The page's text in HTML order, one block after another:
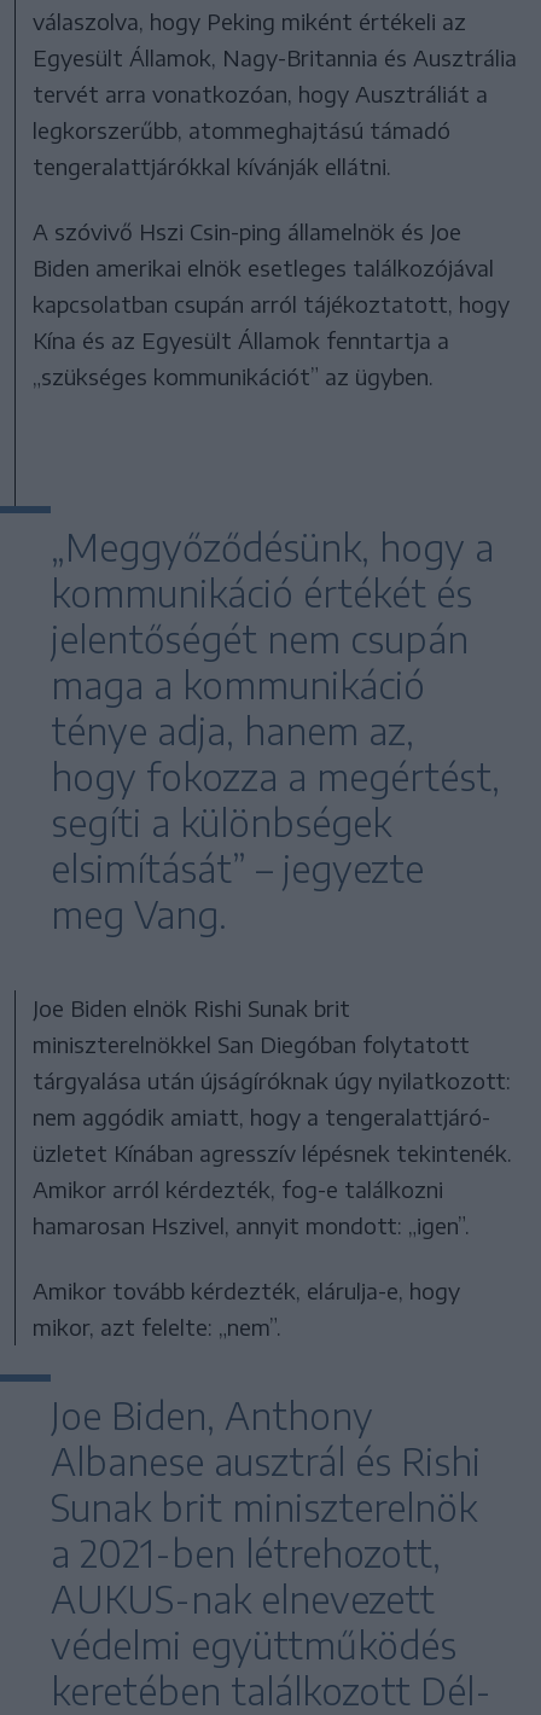
válaszolva, hogy Peking miként értékeli az
Egyesült Államok, Nagy-Britannia és Ausztrália
tervét arra vonatkozóan, hogy Ausztráliát a
legkorszerűbb, atommeghajtású támadó
tengeralattjárókkal kívánják ellátni.
A szóvivő Hszi Csin-ping államelnök és Joe
Biden amerikai elnök esetleges találkozójával
kapcsolatban csupán arról tájékoztatott, hogy
Kína és az Egyesült Államok fenntartja a
„szükséges kommunikációt” az ügyben.
„Meggyőződésünk, hogy a
kommunikáció értékét és
jelentőségét nem csupán
maga a kommunikáció
ténye adja, hanem az,
hogy fokozza a megértést,
segíti a különbségek
elsimítását” – jegyezte
meg Vang.
Joe Biden elnök Rishi Sunak brit
miniszterelnökkel San Diegóban folytatott
tárgyalása után újságíróknak úgy nyilatkozott:
nem aggódik amiatt, hogy a tengeralattjáró-
üzletet Kínában agresszív lépésnek tekintenék.
Amikor arról kérdezték, fog-e találkozni
hamarosan Hszivel, annyit mondott: „igen”.
Amikor tovább kérdezték, elárulja-e, hogy
mikor, azt felelte: „nem”.
Joe Biden, Anthony
Albanese ausztrál és Rishi
Sunak brit miniszterelnök
a 2021-ben létrehozott,
AUKUS-nak elnevezett
védelmi együttműködés
keretében találkozott Dél-